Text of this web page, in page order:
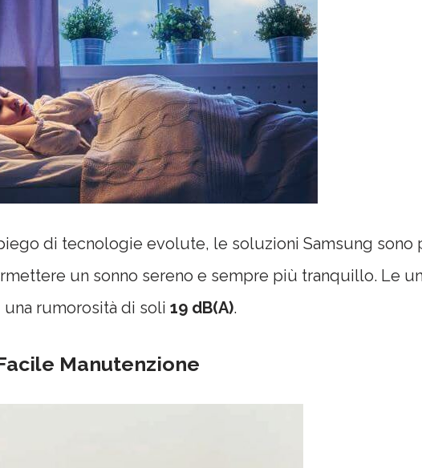
di tecnologie evolute, le soluzioni Samsung
un sonno sereno e sempre più tranquillo. Le
rumorosità di soli 19 dB(A).
Manutenzione